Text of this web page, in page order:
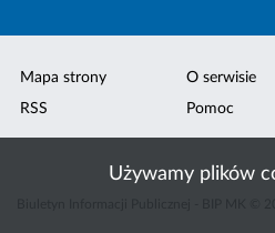
Używamy plików
Mapa strony
RSS
O serwisie
Pomoc